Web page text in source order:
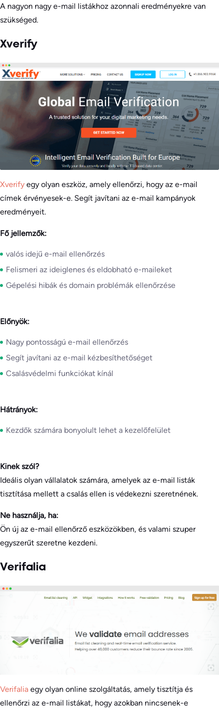
A nagyon nagy e-mail listákhoz azonnali eredményekre van
szükséged.
Xverify
Xverify egy olyan eszköz, amely ellenőrzi, hogy az e-mail
címek érvényesek-e. Segít javítani az e-mail kampányok
eredményeit.
Fő jellemzők:
valós idejű e-mail ellenőrzés
Felismeri az ideiglenes és eldobható e-maileket
Gépelési hibák és domain problémák ellenőrzése
Előnyök:
Nagy pontosságú e-mail ellenőrzés
Segít javítani az e-mail kézbesíthetőséget
Csalásvédelmi funkciókat kínál
Hátrányok:
Kezdők számára bonyolult lehet a kezelőfelület
Kinek szól?
Ideális olyan vállalatok számára, amelyek az e-mail listák
tisztítása mellett a csalás ellen is védekezni szeretnének.
Ne használja, ha:
Ön új az e-mail ellenőrző eszközökben, és valami szuper
egyszerűt szeretne kezdeni.
Verifalia
Verifalia egy olyan online szolgáltatás, amely tisztítja és
ellenőrzi az e-mail listákat, hogy azokban nincsenek-e